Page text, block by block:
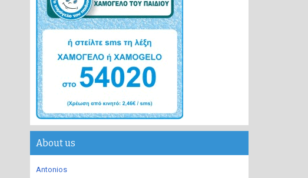
About us
Antonios